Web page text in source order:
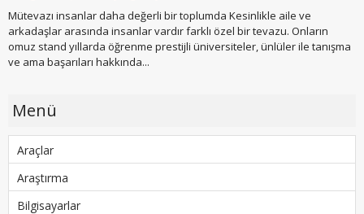
Mütevazı insanlar daha değerli bir toplumda Kesinlikle aile ve
arkadaşlar arasında insanlar vardır farklı özel bir tevazu. Onların
omuz stand yıllarda öğrenme prestijli üniversiteler, ünlüler ile tanışma
ve ama başarıları hakkında...
Menü
Araçlar
Araştırma
Bilgisayarlar